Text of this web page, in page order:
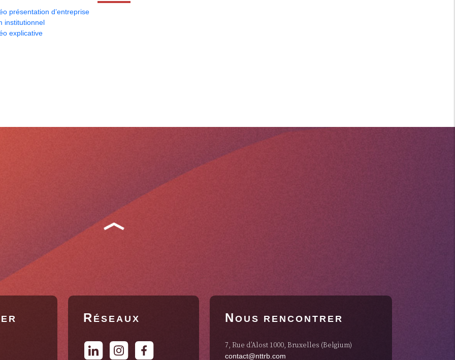
présentation d’entreprise
institutionnel
explicative
R ÉSEAUX NOUS RENCONTRER
7, Rue d’Alost 1000, Bruxelles (Belgium)
contact@nttrb.com